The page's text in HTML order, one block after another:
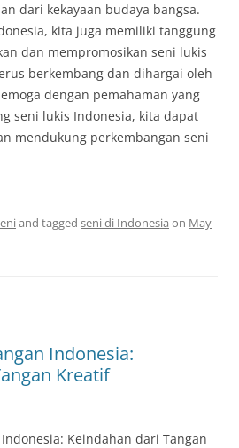
dari kekayaan budaya bangsa.
kita juga memiliki tanggung
dan mempromosikan seni lukis
berkembang dan dihargai oleh
dengan pemahaman yang
seni lukis Indonesia, kita dapat
mendukung perkembangan seni
and tagged seni di Indonesia on May
Indonesia:
Kreatif
Keindahan dari Tangan